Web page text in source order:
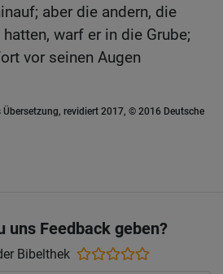
aber die andern, die
warf er in die Grube;
vor seinen Augen
revidiert 2017, © 2016 Deutsche
uns Feedback geben?
Bibelthek